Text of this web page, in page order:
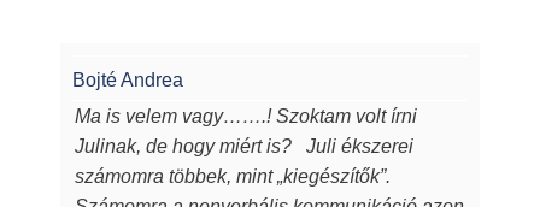
Bojté Andrea
Ma is velem vagy…….! Szoktam volt írni
Julinak, de hogy miért is? Juli ékszerei
számomra többek, mint „kiegészítők”.